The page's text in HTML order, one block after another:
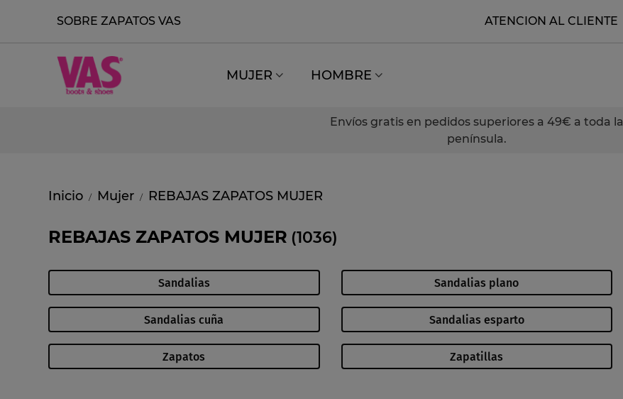
SOBRE ZAPATOS VAS ATENCION AL CLIENTE
MUJER HOMBRE
Envíos gratis en pedidos superiores a 49€ a toda la
península.
Inicio / Mujer / REBAJAS ZAPATOS MUJER
REBAJAS ZAPATOS MUJER (1036)
Sandalias Sandalias plano
Sandalias cuña Sandalias esparto
Zapatos Zapatillas